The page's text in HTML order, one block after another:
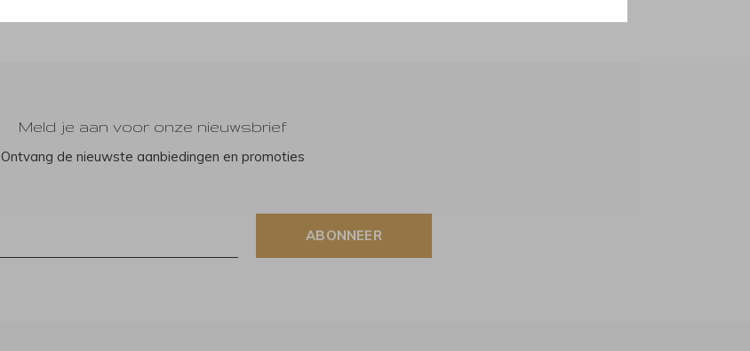
Meld je aan voor onze nieuwsbrief
Ontvang de nieuwste aanbiedingen en promoties
ABONNEER